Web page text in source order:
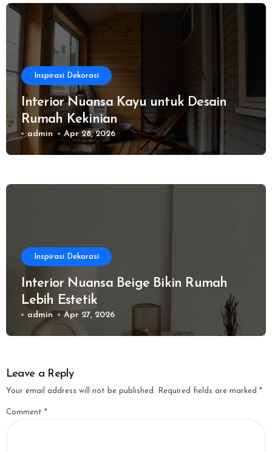
Inspirasi Dekorasi
Interior Nuansa Kayu untuk Desain
Rumah Kekinian
admin Apr 28, 2026
Inspirasi Dekorasi
Interior Nuansa Beige Bikin Rumah
Lebih Estetik
admin Apr 27, 2026
Leave a Reply
Your email address will not be published. Required fields are marked *
Comment *